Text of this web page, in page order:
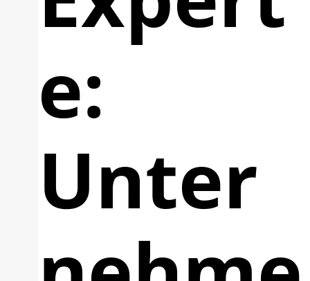
e:
Unter